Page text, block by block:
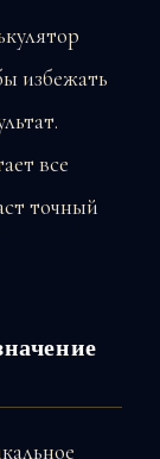
избежать
все
точный